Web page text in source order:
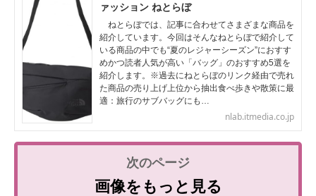
ァッション ねとらぼ
ねとらぼでは、記事に合わせてさまざまな商品を
紹介しています。今回はそんなねとらぼで紹介して
いる商品の中でも“夏のレジャーシーズン”におすす
めかつ読者人気が高い「バッグ」のおすすめ5選を
紹介します。※過去にねとらぼのリンク経由で売れ
た商品の売り上げ上位から抽出食べ歩きや散策に最
適：旅行のサブバッグにも…
nlab.itmedia.co.jp
画像をもっと見る